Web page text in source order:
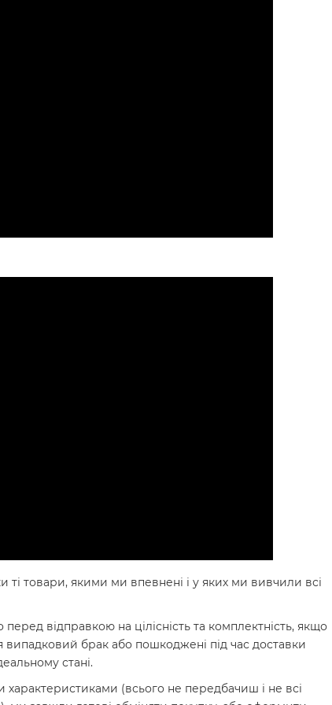
ті товари, якими ми впевнені і у яких ми вивчили всі
відправкою на цілісність та комплектність, якщо
випадковий брак або пошкоджені під час доставки
стані.
(всього не передбачиш і не всі